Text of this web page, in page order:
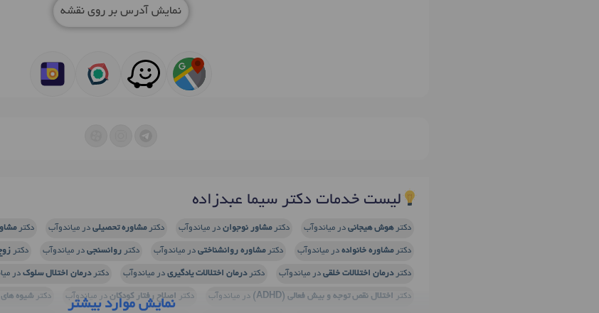
نمایش آدرس بر روی نقشه
لیست خدمات دکتر سیما عبدزاده
دکترهوش هیجانی در میاندوآب دکترمشاور نوجوان در میاندوآب دکترمشاوره تحصیلی در میاندوآب دکتر
دکترمشاوره خانواده در میاندوآب دکترمشاوره روانشناختی در میاندوآب دکتر روانسنجی در میاندوآب دکتر
دکتردرمان اختلالات خلقی در میاندوآب دکتردرمان اختلالات یادگیری در میاندوآب دکتردرمان اختلال سلوک در
دکتر اختلال نقص توجه و بیش فعالی (ADHD) در میاندوآب دکتر اصلاح رفتار کودکان در میاندوآب دکتر شیوه
نمایش موارد بیشتر